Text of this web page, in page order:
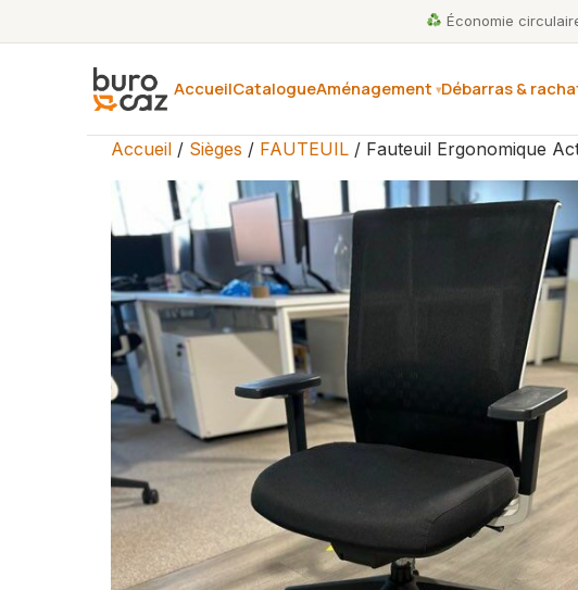
Économie
AccueilCatalogueAménagement Débarras &
Accueil / Sièges / FAUTEUIL / Fauteuil Ergonomique